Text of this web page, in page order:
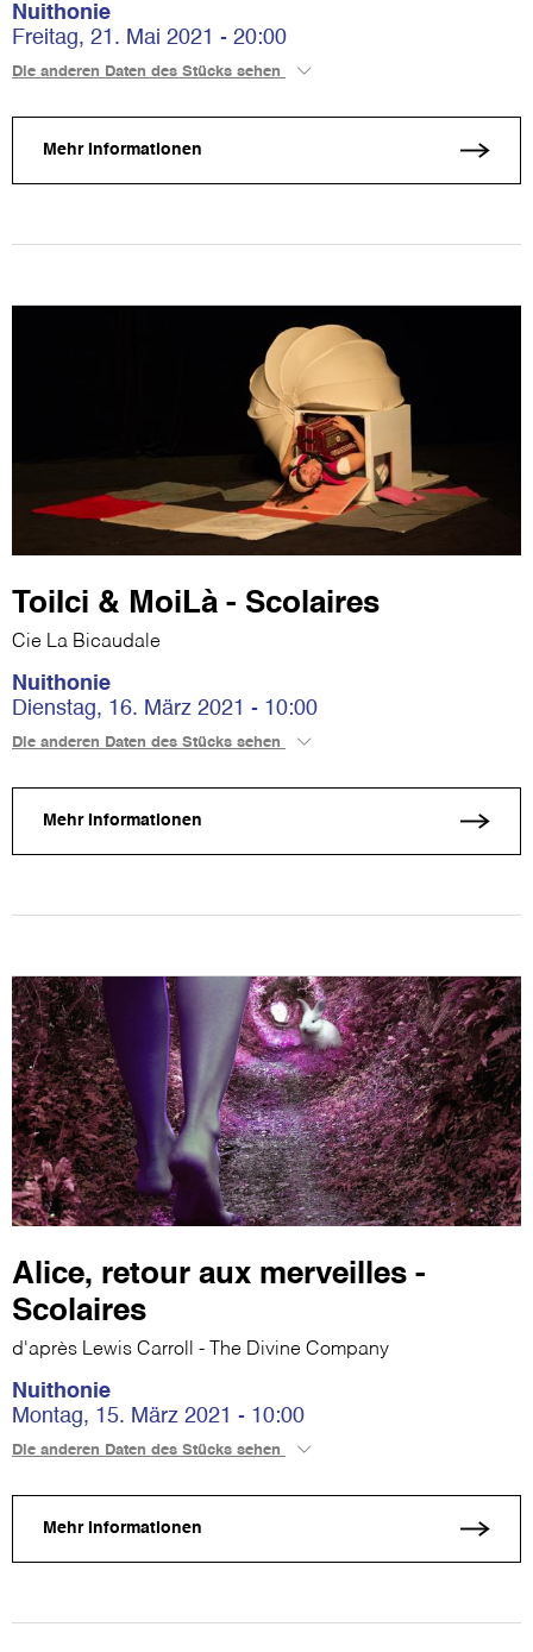
Nuithonie
Freitag, 21. Mai 2021 - 20:00
Die anderen Daten des Stücks sehen
Mehr Informationen
ToiIci & MoiLà - Scolaires
Cie La Bicaudale
Nuithonie
Dienstag, 16. März 2021 - 10:00
Die anderen Daten des Stücks sehen
Mehr Informationen
Alice, retour aux merveilles -
Scolaires
d'après Lewis Carroll - The Divine Company
Nuithonie
Montag, 15. März 2021 - 10:00
Die anderen Daten des Stücks sehen
Mehr Informationen